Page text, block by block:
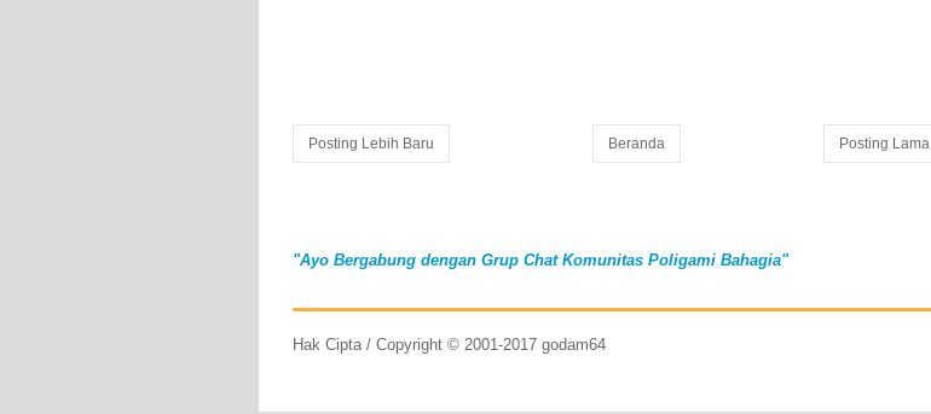
Posting Lebih Baru Posting Lama
Beranda
"Ayo Bergabung dengan Grup Chat Komunitas Poligami Bahagia"
Hak Cipta / Copyright © 2001-2017 godam64